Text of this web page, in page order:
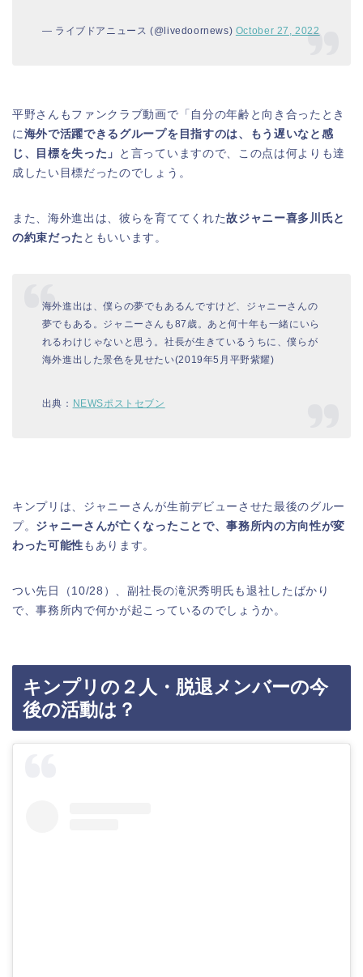
— ライブドアニュース (@livedoornews) October 27, 2022
平野さんもファンクラブ動画で「自分の年齢と向き合ったとき
に 海外で活躍できるグループを目指すのは、もう遅いなと感
じ、目標を失った」
と言っていますので、この点は何よりも達
成したい目標だったのでしょう。
また、海外進出は、彼らを育ててくれた故ジャニー喜多川氏と
の約束だった ともいいます。
海外進出は、僕らの夢でもあるんですけど、ジャニーさんの
夢でもある。ジャニーさんも87歳。あと何十年も一緒にいら
れるわけじゃないと思う。社長が生きているうちに、僕らが
海外進出した景色を見せたい(2019年5月平野紫耀)
出典： NEWSポストセブン
キンプリは、ジャニーさんが生前デビューさせた最後のグルー
プ。 ジャニーさんが亡くなったことで、事務所内の方向性が変
わった可能性 もあります。
つい先日（10/28）、副社長の滝沢秀明氏も退社したばかり
で、事務所内で何かが起こっているのでしょうか。
キンプリの２人・脱退メンバーの今
後の活動は？